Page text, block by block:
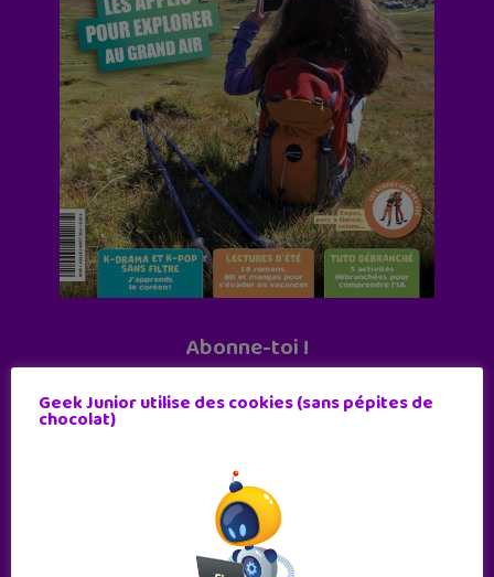
Abonne-toi !
Geek Junior utilise des cookies (sans pépites de
chocolat)